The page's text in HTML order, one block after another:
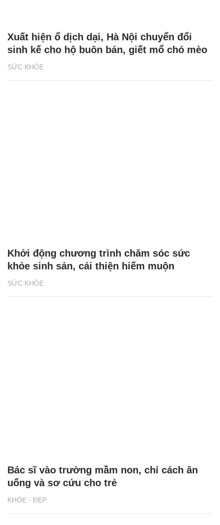
SỨC KHỎE
Xuất hiện ổ dịch dại, Hà Nội chuyển đổi
sinh kế cho hộ buôn bán, giết mổ chó mèo
SỨC KHỎE
Khởi động chương trình chăm sóc sức
khỏe sinh sản, cải thiện hiếm muộn
KHỎE - ĐẸP
Bác sĩ vào trường mầm non, chỉ cách ăn
uống và sơ cứu cho trẻ